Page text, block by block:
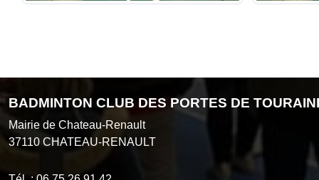
BADMINTON CLUB DES PORTES DE
Mairie de Chateau-Renault
37110 CHATEAU-RENAULT